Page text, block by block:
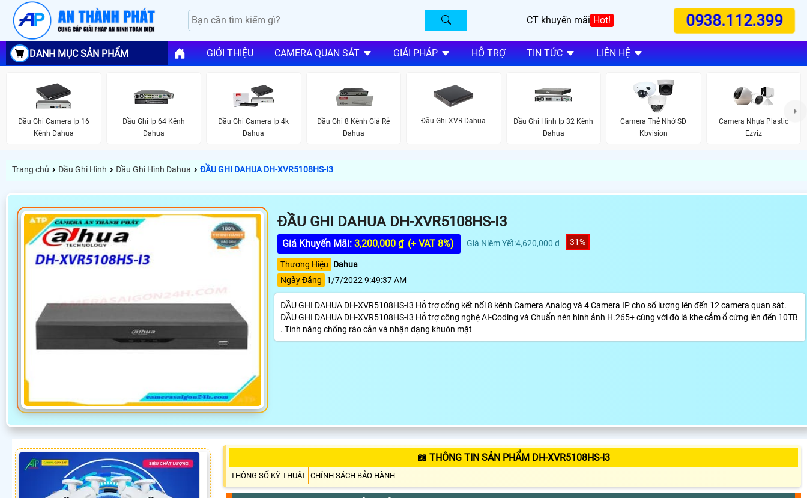
CT khuyến mãi Hot! 0938.112.399
DANH MỤC SẢN PHẨM GIỚI THIỆU CAMERA QUAN SÁT GIẢI PHÁP HỖ TRỢ TIN TỨC LIÊN HỆ
Đầu Ghi Camera Ip 16
Kênh Dahua
Đầu Ghi Ip 64 Kênh
Dahua
Đầu Ghi Camera Ip 4k
Dahua
Đầu Ghi 8 Kênh Giá Rẻ
Dahua
Đầu Ghi XVR Dahua
Đầu Ghi Hình Ip 32 Kênh
Dahua
Camera Thẻ Nhớ SD
Kbvision
Camera Nhựa Plastic
Ezviz
Trang chủ › Đầu Ghi Hình › Đầu Ghi Hình Dahua › ĐẦU GHI DAHUA DH-XVR5108HS-I3
ĐẦU GHI DAHUA DH-XVR5108HS-I3
Giá Khuyến Mãi: 3,200,000 ₫ (+ VAT 8%) Giá Niêm Yết:4,620,000 ₫ 31%
Thương Hiệu
Dahua
Ngày Đăng
1/7/2022 9:49:37 AM
ĐẦU GHI DAHUA DH-XVR5108HS-I3 Hỗ trợ cổng kết nối 8 kênh Camera Analog và 4 Camera IP cho số lượng lên đến 12 camera quan sát.
ĐẦU GHI DAHUA DH-XVR5108HS-I3 Hỗ trợ công nghệ AI-Coding và Chuẩn nén hình ảnh H.265+ cùng với đó là khe cắm ổ cứng lên đến 10TB
. Tính năng chống rào cản và nhận dạng khuôn mặt
📖 THÔNG TIN SẢN PHẨM DH-XVR5108HS-I3
THÔNG SỐ KỸ THUẬT CHÍNH SÁCH BẢO HÀNH